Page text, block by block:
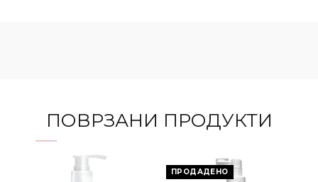
ПОВРЗАНИ ПРОДУКТИ
ПРОДАДЕНО